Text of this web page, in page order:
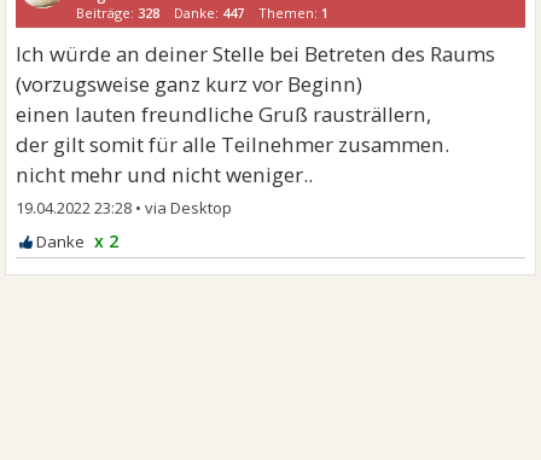
Beiträge: 328 Danke: 447 Themen: 1
Ich würde an deiner Stelle bei Betreten des Raums
(vorzugsweise ganz kurz vor Beginn)
einen lauten freundliche Gruß rausträllern,
der gilt somit für alle Teilnehmer zusammen.
nicht mehr und nicht weniger..
19.04.2022 23:28 •
x 2